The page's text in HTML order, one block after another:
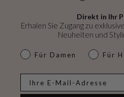
Direkt in Ihr
Erhalen Sie Zugang zu
Neuheiten und
dames & heren
Für Damen Für